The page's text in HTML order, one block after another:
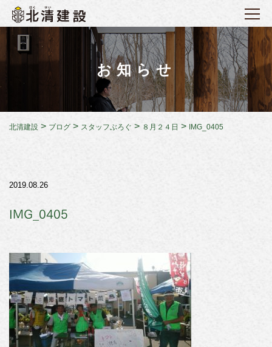
お知らせ
北清建設 > ブログ > スタッフぶろぐ > ８月２４日 > IMG_0405
2019.08.26
IMG_0405